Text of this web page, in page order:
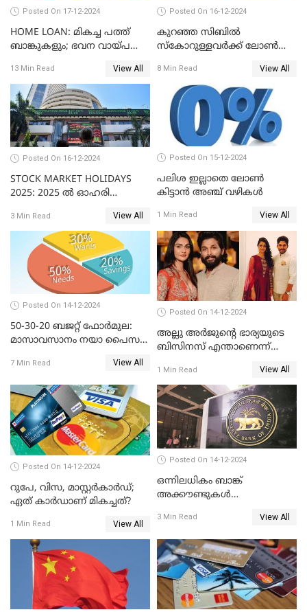
Posted On 17-12-2024
HOME LOAN: മികച്ച പത്ത്
ബാങ്കുകളും; ഭവന വായ്പ
13 Min Read View All
Posted On 16-12-2024
കുറഞ്ഞ സിബിൽ
സ്കോറുള്ളവർക്ക് ലോൺ
8 Min Read View All
Posted On 16-12-2024
STOCK MARKET HOLIDAYS
2025: 2025 ൽ ഓഹരി
ദിനങ്ങൾ
3 Min Read View All
Posted On 15-12-2024
പലിശ ഇല്ലാതെ ലോൺ
കിട്ടാൻ അഞ്ച് വഴികൾ
1 Min Read View All
Posted On 14-12-2024
50-30-20 ബജറ്റ് ഫോർമുല:
മാസാവസാനം നയാ പൈസ
7 Min Read View All
Posted On 14-12-2024
അല്ലു അർജുൻ്റെ ഭാര്യയുടെ
ബിസിനസ് എന്താണെന്ന്
1 Min Read View All
Posted On 14-12-2024
റുപേ, വിസ, മാസ്റ്റർകാർഡ്;
ഏത് കാർഡാണ് മികച്ചത്?
1 Min Read View All
Posted On 14-12-2024
ഒന്നിലധികം ബാങ്ക്
അക്കൗണ്ടുകൾ
ബി ഐ പറയുന്നത് എന്താണ്?
3 Min Read View All